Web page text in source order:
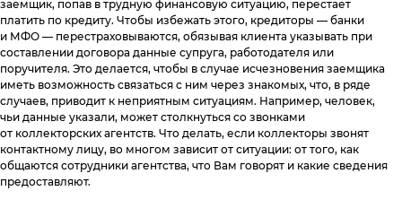
Анонимный звонок
Вернуться в ЭОС
Поднять кредитный рейтинг
Вопросы и Ответы
Мобильное приложение
Как помочь должнику
Отзывы
Оплатить в банке
Специальные предложения
Карьера в ЭОС
Документы
и терминалов
Реквизиты
Горячая линия
8 800 555 17 10c 5:00 до 20:00
Анонимный звонок
8 800 775 02 04c 8:00 до 17:00
Звонок юристу(судебная стадия взыскания)
8 800 555 98 17c 5:00 до 18:00
заемщик, попав в трудную финансовую ситуацию, перестает
платить по кредиту. Чтобы избежать этого, кредиторы — банки
и МФО — перестраховываются, обязывая клиента указывать при
составлении договора данные супруга, работодателя или
поручителя. Это делается, чтобы в случае исчезновения заемщика
иметь возможность связаться с ним через знакомых, что, в ряде
случаев, приводит к неприятным ситуациям. Например, человек,
чьи данные указали, может столкнуться со звонками
от коллекторских агентств. Что делать, если коллекторы звонят
контактному лицу, во многом зависит от ситуации: от того, как
общаются сотрудники агентства, что Вам говорят и какие сведения
предоставляют.